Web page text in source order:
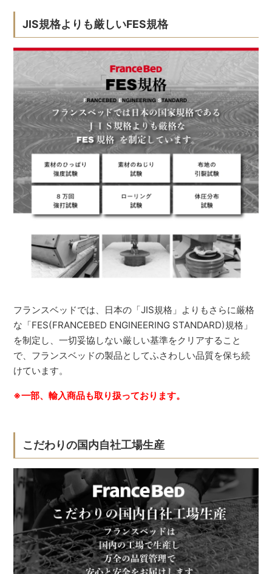
JIS規格よりも厳しいFES規格
フランスベッドでは、日本の「JIS規格」よりもさらに厳格
な「FES(FRANCEBED ENGINEERING STANDARD)規格」
を制定し、一切妥協しない厳しい基準をクリアすること
で、フランスベッドの製品としてふさわしい品質を保ち続
けています。
※一部、輸入商品も取り扱っております。
こだわりの国内自社工場生産